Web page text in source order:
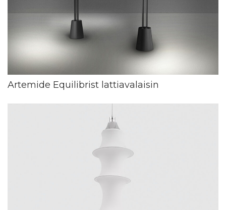
Artemide Equilibrist lattiavalaisin